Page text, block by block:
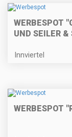
WERBESPOT
UND SEILER &
Innviertel
WERBESPOT